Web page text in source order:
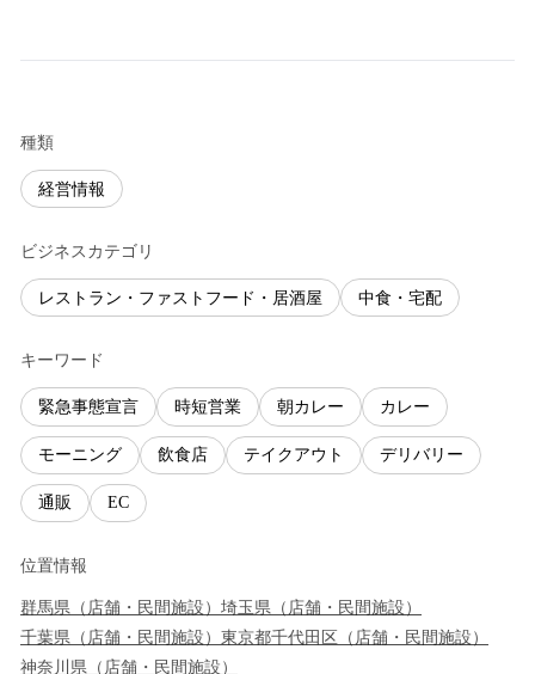
種類
経営情報
ビジネスカテゴリ
レストラン・ファストフード・居酒屋 中食・宅配
キーワード
緊急事態宣言 時短営業 朝カレー カレー
モーニング 飲食店 テイクアウト デリバリー
通販 EC
位置情報
群馬県 （ 店舗・民間施設 ） 埼玉県 （ 店舗・民間施設 ）
千葉県 （ 店舗・民間施設 ） 東京都千代田区 （ 店舗・民間施設 ）
神奈川県 （ 店舗・民間施設 ）